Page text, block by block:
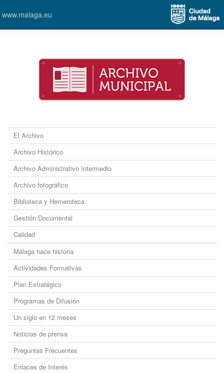
www.malaga.eu
El Archivo
Archivo Histórico
Archivo Administrativo Intermedio
Archivo fotográfico
Biblioteca y Hemeroteca
Gestión Documental
Calidad
Málaga hace historia
Actividades Formativas
Plan Estratégico
Programas de Difusión
Un siglo en 12 meses
Noticias de prensa
Preguntas Frecuentes
Enlaces de Interés